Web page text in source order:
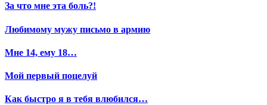
За что мне эта боль?!
Любимому мужу письмо в армию
Мне 14, ему 18…
Мой первый поцелуй
Как быстро я в тебя влюбился…